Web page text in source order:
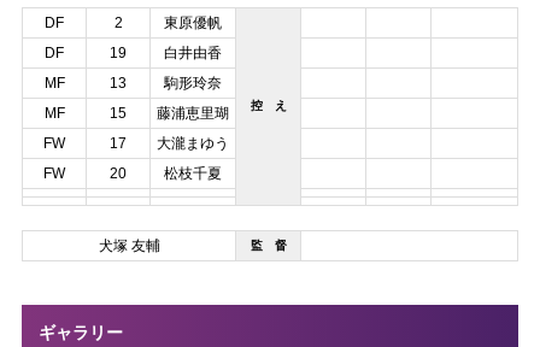
DF 2 東原優帆
控 え
DF 19
白井由香
MF
13
駒形玲奈
MF
15
藤浦恵里瑚
FW
17
大瀧まゆう
FW
20 松枝千夏
犬塚 友輔 監 督
ギャラリー